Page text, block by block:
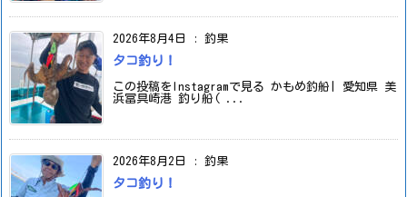
2026年8月4日 : 釣果
タコ釣り！
この投稿をInstagramで見る かもめ釣船| 愛知県 美
浜冨具崎港 釣り船( ...
2026年8月2日 : 釣果
タコ釣り！